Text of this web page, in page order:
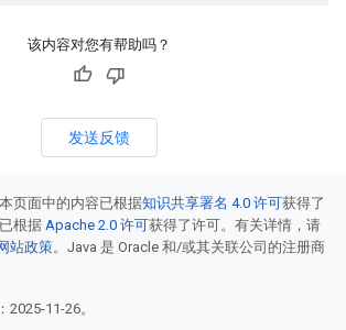
该内容对您有帮助吗？
发送反馈
页面中的内容已根据知识共享署名 4.0 许可获得了
根据 Apache 2.0 许可获得了许可。有关详情，请
站政策。Java 是 Oracle 和/或其关联公司的注册商
2025-11-26。